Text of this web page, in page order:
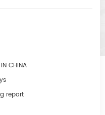
CHINA
report